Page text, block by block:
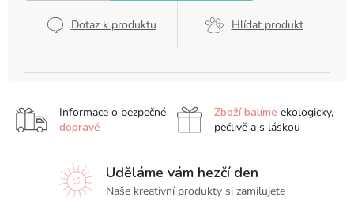
Dotaz k produktu Hlídat produkt
Informace o bezpečné
dopravě
Zboží balíme ekologicky,
pečlivě a s láskou
Uděláme vám hezčí den
Naše kreativní produkty si zamilujete